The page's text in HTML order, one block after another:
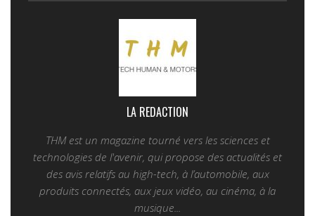
LA REDACTION
THM est un magazine tourné vers les sciences et
technologies de l'avenir, qui propose des actualités et
des avis relatifs au high-tech, à l’automobile, aux
produits connectés, aux jeux vidéo, au cinéma, à la
musique...